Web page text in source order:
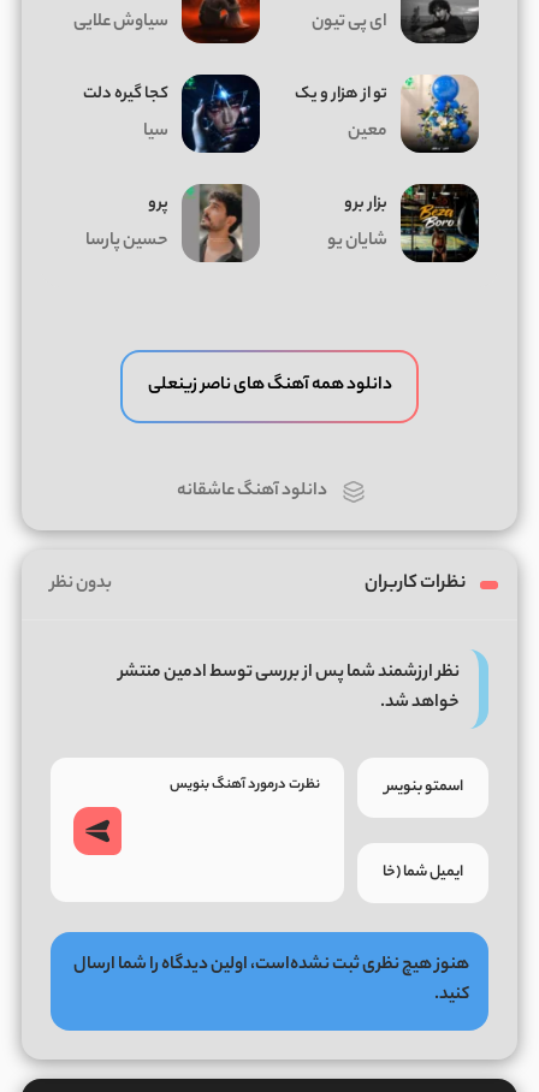
ای پی تیون سیاوش علایی
تو از هزار و یک
معین
کجا گیره دلت
سیا
بزار برو
شایان یو
پرو
حسین پارسا
دانلود همه آهنگ های ناصر زینعلی
دانلود آهنگ عاشقانه
نظرات کاربران بدون نظر
نظر ارزشمند شما پس از بررسی توسط ادمین منتشر
خواهد شد.
هنوز هیچ نظری ثبت نشده‌است، اولین دیدگاه را شما ارسال
کنید.